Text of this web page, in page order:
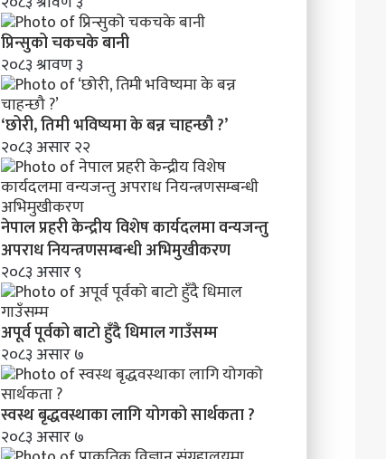
व
न्य
ज
न्तु
अ
प
रा
ध
नि
य
न्त्र
ण
स
म्ब
न्धी
अ
भि
मु
खी
क
र
ण
प्रिन्सुको चकचके बानी
२०८३ श्रावण ३
‘छोरी, तिमी भविष्यमा के बन्न चाहन्छौ ?’
२०८३ असार २२
नेपाल प्रहरी केन्द्रीय विशेष कार्यदलमा वन्यजन्तु
अपराध नियन्त्रणसम्बन्धी अभिमुखीकरण
२०८३ असार ९
अपूर्व पूर्वको बाटो हुँदै धिमाल गाउँसम्म
२०८३ असार ७
स्वस्थ बृद्धवस्थाका लागि योगको सार्थकता ?
२०८३ असार ७